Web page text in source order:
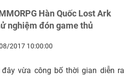
Hàn Quốc Lost Ark
nghiệm đón game thủ
2017 10:00:00
đây vừa công bố thời gian diễn ra